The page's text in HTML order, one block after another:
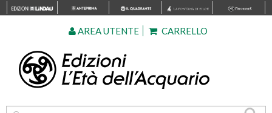
AREA UTENTE CARRELLO